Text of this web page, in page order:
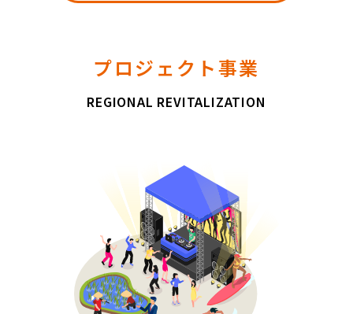
プロジェクト事業
REGIONAL REVITALIZATION